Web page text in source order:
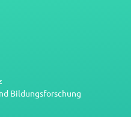
Bildungsforschung